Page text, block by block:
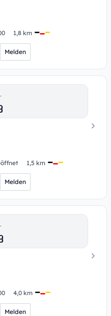
1,8 km
Melden
1,5 km
Melden
4,0 km
Melden